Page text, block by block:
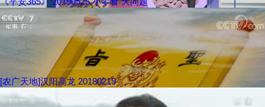
[农广天地]汉阳高龙 20180219